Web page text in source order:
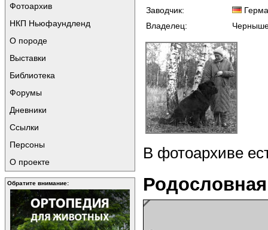
Фотоархив
НКП Ньюфаундленд
О породе
Выставки
Библиотека
Форумы
Дневники
Ссылки
Персоны
О проекте
Обратите внимание:
Заводчик:
Владелец:
В фотоархиве
Родословная